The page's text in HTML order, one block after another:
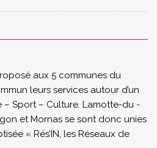
aux 5 communes du
leurs services autour d’un
– Sport – Culture. Lamotte-du -
et Mornas se sont donc unies
« Rés’IN, les Réseaux de